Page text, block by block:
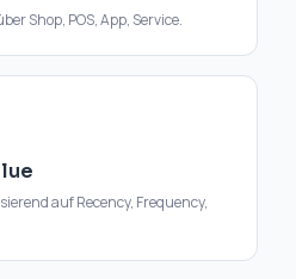
Shop, POS, App, Service.
auf Recency, Frequency,